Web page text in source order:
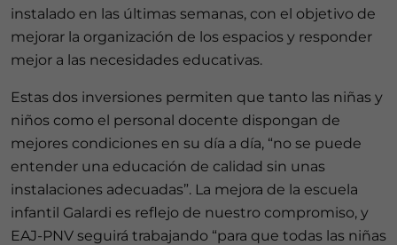
instalado en las últimas semanas, con el objetivo de
mejorar la organización de los espacios y responder
mejor a las necesidades educativas.
Estas dos inversiones permiten que tanto las niñas y
niños como el personal docente dispongan de
mejores condiciones en su día a día, “no se puede
entender una educación de calidad sin unas
instalaciones adecuadas”. La mejora de la escuela
infantil Galardi es reflejo de nuestro compromiso, y
EAJ-PNV seguirá trabajando “para que todas las niñas